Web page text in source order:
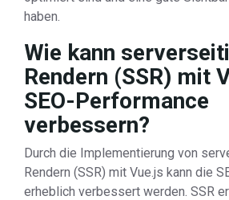
haben.
Wie kann
Rendern (SSR) mit
SEO-Performance
verbessern?
Durch die Implementierung von
Rendern (SSR) mit Vue.js kann die
erheblich verbessert werden. SSR